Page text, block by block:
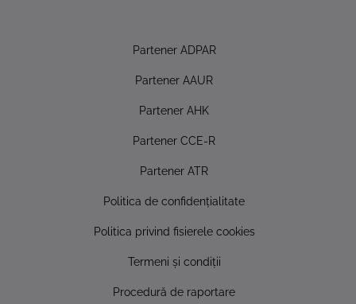
Partener ADPAR
Partener AAUR
Partener AHK
Partener CCE-R
Partener ATR
Politica de confidențialitate
Politica privind fisierele cookies
Termeni și condiții
Procedură de raportare